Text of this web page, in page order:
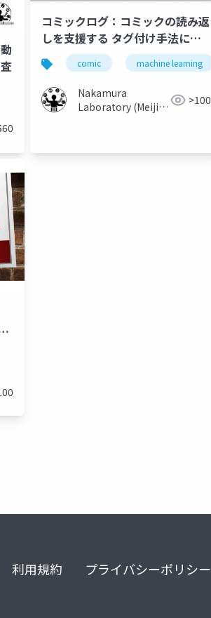
コミックログ：コミックの読み返
しを支援する タグ付け手法に関
する検討comic machine learning
Nakamura
Laboratory (Meiji
>100
利用規約 プライバシーポリシー